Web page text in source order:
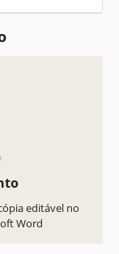
editável no
Word